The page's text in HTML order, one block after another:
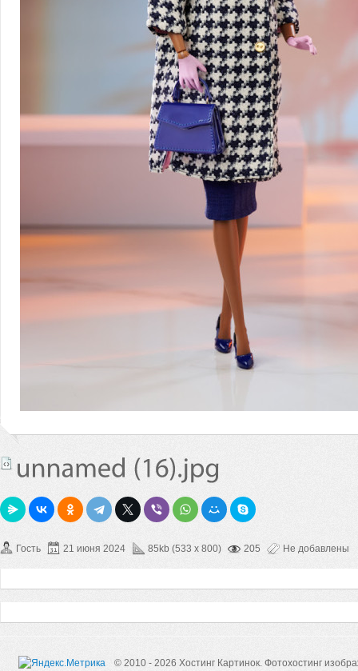
Гость 21 июня 2024 85kb (533 x 800) 205 Не добавлены
© 2010 - 2026 Хостинг Картинок. Фотохостинг